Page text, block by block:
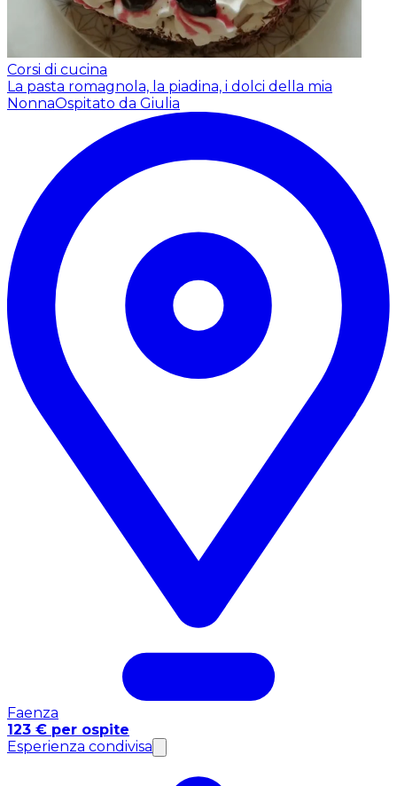
Corsi di cucina
La pasta romagnola, la piadina, i dolci della mia
NonnaOspitato da Giulia
Faenza
123 € per ospite
Esperienza condivisa